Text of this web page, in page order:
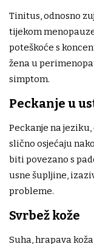
Tinitus, odnosno
tijekom
poteškoće s
žena u
simptom.
Peckanje u
Peckanje na
slično osjećaju
biti povezano s
usne šupljine,
probleme.
Svrbež kože
Suha, hrapava